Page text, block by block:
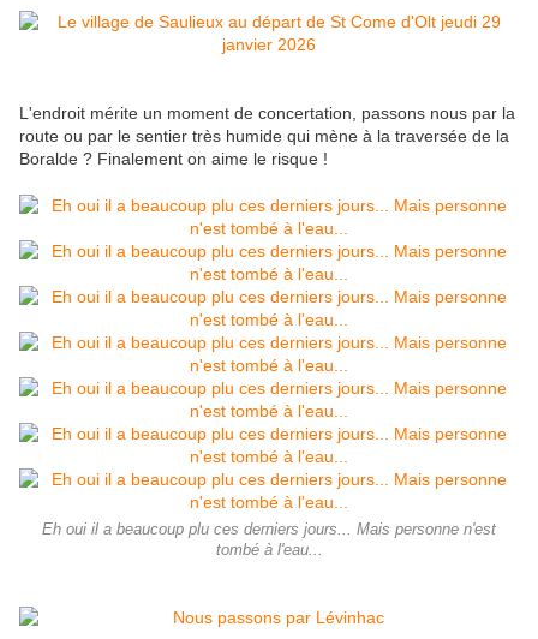
L'endroit mérite un moment de concertation, passons nous par la
route ou par le sentier très humide qui mène à la traversée de la
Boralde ? Finalement on aime le risque !
Eh oui il a beaucoup plu ces derniers jours... Mais personne n'est
tombé à l'eau...